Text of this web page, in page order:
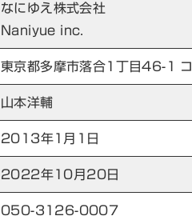
なにゆえ株式会社
Naniyue inc.
東京都多摩市落合1丁目46-1
山本洋輔
2013年1月1日
2022年10月20日
050-3126-0007